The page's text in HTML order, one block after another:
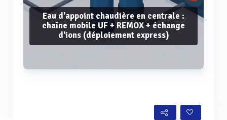
Eau d'appoint chaudière en centrale :
chaîne mobile UF + REMOX + échange
d'ions (déploiement express)